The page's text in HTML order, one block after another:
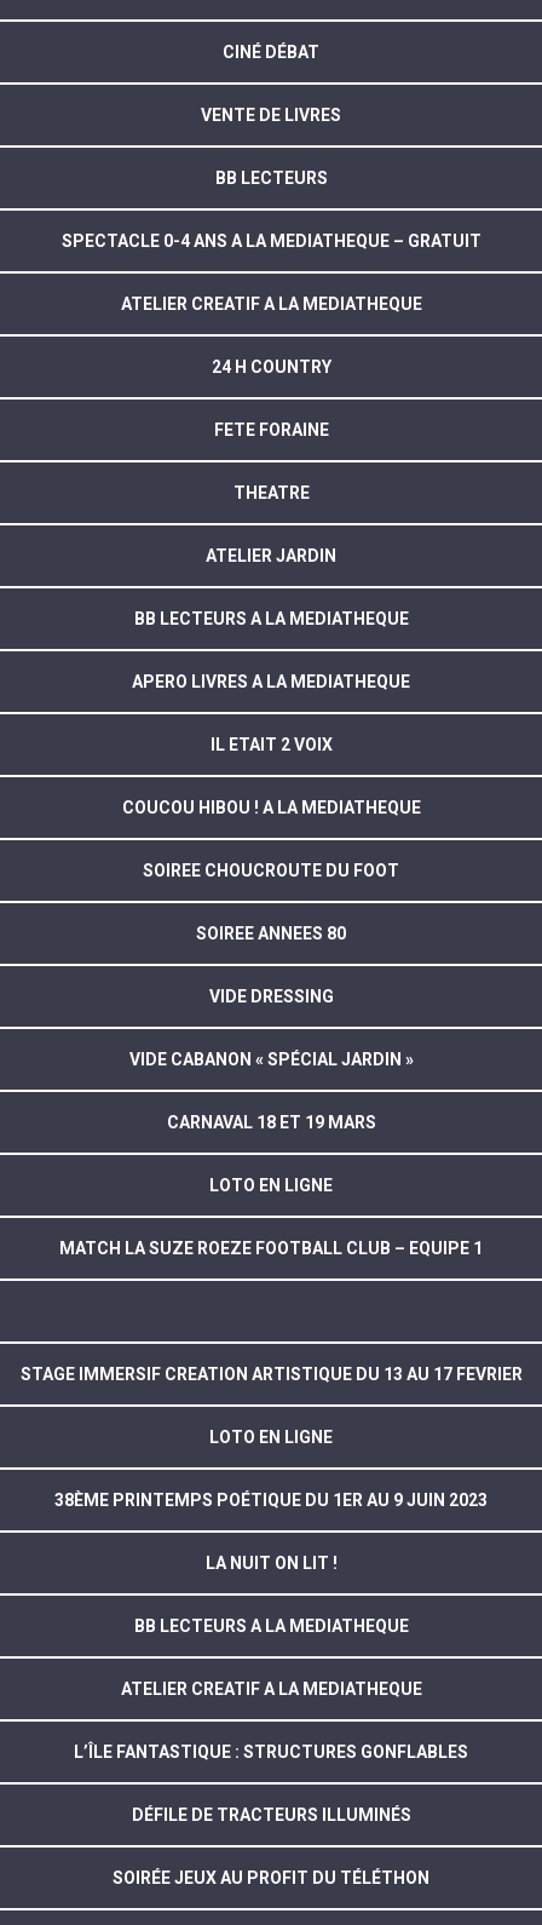
CINÉ DÉBAT
VENTE DE LIVRES
BB LECTEURS
SPECTACLE 0-4 ANS A LA MEDIATHEQUE – GRATUIT
ATELIER CREATIF A LA MEDIATHEQUE
24 H COUNTRY
FETE FORAINE
THEATRE
ATELIER JARDIN
BB LECTEURS A LA MEDIATHEQUE
APERO LIVRES A LA MEDIATHEQUE
IL ETAIT 2 VOIX
COUCOU HIBOU ! A LA MEDIATHEQUE
SOIREE CHOUCROUTE DU FOOT
SOIREE ANNEES 80
VIDE DRESSING
VIDE CABANON « SPÉCIAL JARDIN »
CARNAVAL 18 ET 19 MARS
LOTO EN LIGNE
MATCH LA SUZE ROEZE FOOTBALL CLUB – EQUIPE 1
STAGE IMMERSIF CREATION ARTISTIQUE DU 13 AU 17 FEVRIER
LOTO EN LIGNE
38ÈME PRINTEMPS POÉTIQUE DU 1ER AU 9 JUIN 2023
LA NUIT ON LIT !
BB LECTEURS A LA MEDIATHEQUE
ATELIER CREATIF A LA MEDIATHEQUE
L’ÎLE FANTASTIQUE : STRUCTURES GONFLABLES
DÉFILE DE TRACTEURS ILLUMINÉS
SOIRÉE JEUX AU PROFIT DU TÉLÉTHON